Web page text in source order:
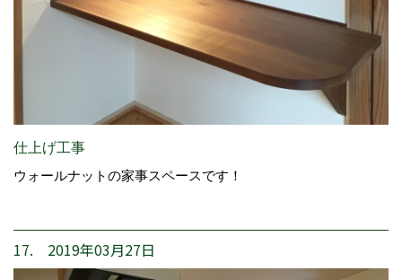
仕上げ工事
ウォールナットの家事スペースです！
17. 2019年03月27日